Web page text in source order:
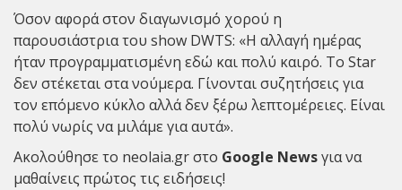
Όσον αφορά στον διαγωνισμό χορού η
παρουσιάστρια του show DWTS: «Η αλλαγή ημέρας
ήταν προγραμματισμένη εδώ και πολύ καιρό. Το Star
δεν στέκεται στα νούμερα. Γίνονται συζητήσεις για
τον επόμενο κύκλο αλλά δεν ξέρω λεπτομέρειες. Είναι
πολύ νωρίς να μιλάμε για αυτά».
Ακολούθησε το neolaia.gr στο Google Newsγια να
μαθαίνεις πρώτος τις ειδήσεις!